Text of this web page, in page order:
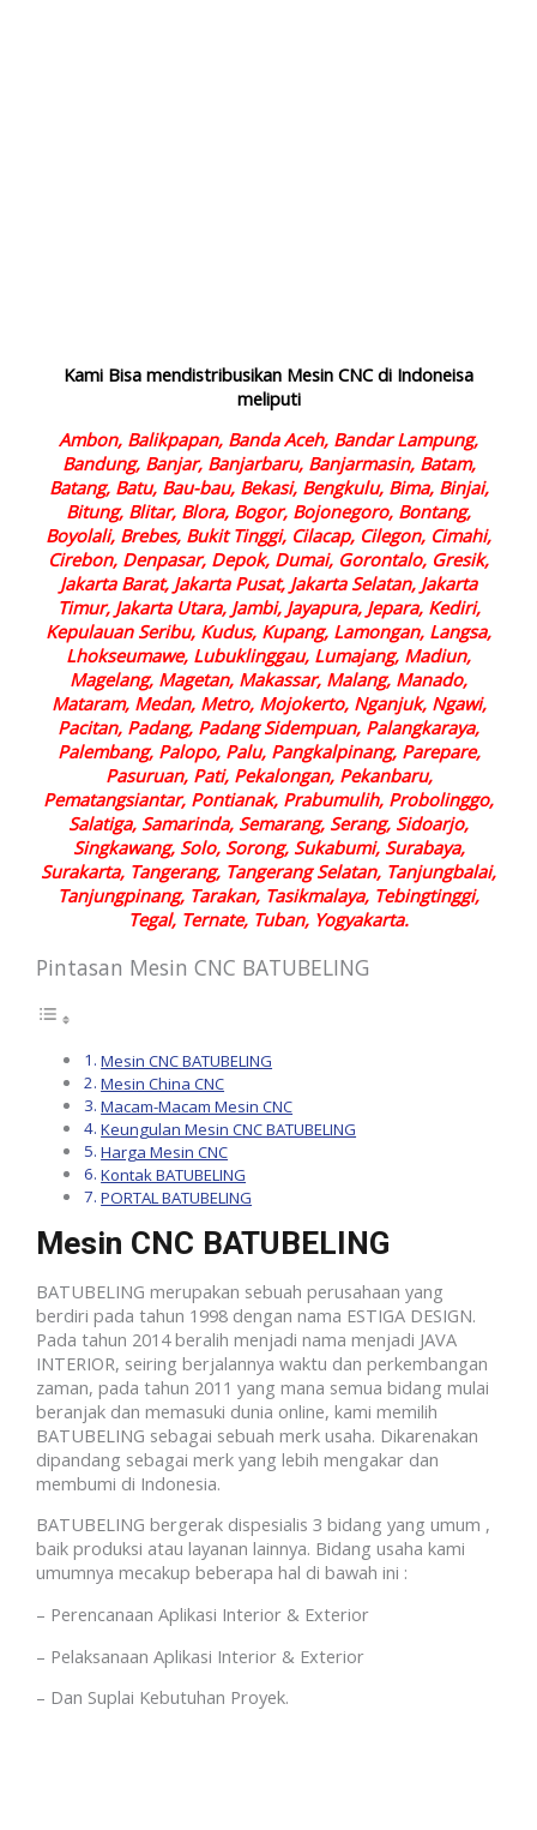
Kami Bisa mendistribusikan Mesin CNC di Indoneisa
meliputi
Ambon, Balikpapan, Banda Aceh, Bandar Lampung,
Bandung, Banjar, Banjarbaru, Banjarmasin, Batam,
Batang, Batu, Bau-bau, Bekasi, Bengkulu, Bima, Binjai,
Bitung, Blitar, Blora, Bogor, Bojonegoro, Bontang,
Boyolali, Brebes, Bukit Tinggi, Cilacap, Cilegon, Cimahi,
Cirebon, Denpasar, Depok, Dumai, Gorontalo, Gresik,
Jakarta Barat, Jakarta Pusat, Jakarta Selatan, Jakarta
Timur, Jakarta Utara, Jambi, Jayapura, Jepara, Kediri,
Kepulauan Seribu, Kudus, Kupang, Lamongan, Langsa,
Lhokseumawe, Lubuklinggau, Lumajang, Madiun,
Magelang, Magetan, Makassar, Malang, Manado,
Mataram, Medan, Metro, Mojokerto, Nganjuk, Ngawi,
Pacitan, Padang, Padang Sidempuan, Palangkaraya,
Palembang, Palopo, Palu, Pangkalpinang, Parepare,
Pasuruan, Pati, Pekalongan, Pekanbaru,
Pematangsiantar, Pontianak, Prabumulih, Probolinggo,
Salatiga, Samarinda, Semarang, Serang, Sidoarjo,
Singkawang, Solo, Sorong, Sukabumi, Surabaya,
Surakarta, Tangerang, Tangerang Selatan, Tanjungbalai,
Tanjungpinang, Tarakan, Tasikmalaya, Tebingtinggi,
Tegal, Ternate, Tuban, Yogyakarta.
Pintasan Mesin CNC BATUBELING
Mesin CNC BATUBELING
Mesin China CNC
Macam-Macam Mesin CNC
Keungulan Mesin CNC BATUBELING
Harga Mesin CNC
Kontak BATUBELING
PORTAL BATUBELING
Mesin CNC BATUBELING
BATUBELING merupakan sebuah perusahaan yang
berdiri pada tahun 1998 dengan nama ESTIGA DESIGN.
Pada tahun 2014 beralih menjadi nama menjadi JAVA
INTERIOR, seiring berjalannya waktu dan perkembangan
zaman, pada tahun 2011 yang mana semua bidang mulai
beranjak dan memasuki dunia online, kami memilih
BATUBELING sebagai sebuah merk usaha. Dikarenakan
dipandang sebagai merk yang lebih mengakar dan
membumi di Indonesia.
BATUBELING bergerak dispesialis 3 bidang yang umum ,
baik produksi atau layanan lainnya. Bidang usaha kami
umumnya mecakup beberapa hal di bawah ini :
– Perencanaan Aplikasi Interior & Exterior
– Pelaksanaan Aplikasi Interior & Exterior
– Dan Suplai Kebutuhan Proyek.